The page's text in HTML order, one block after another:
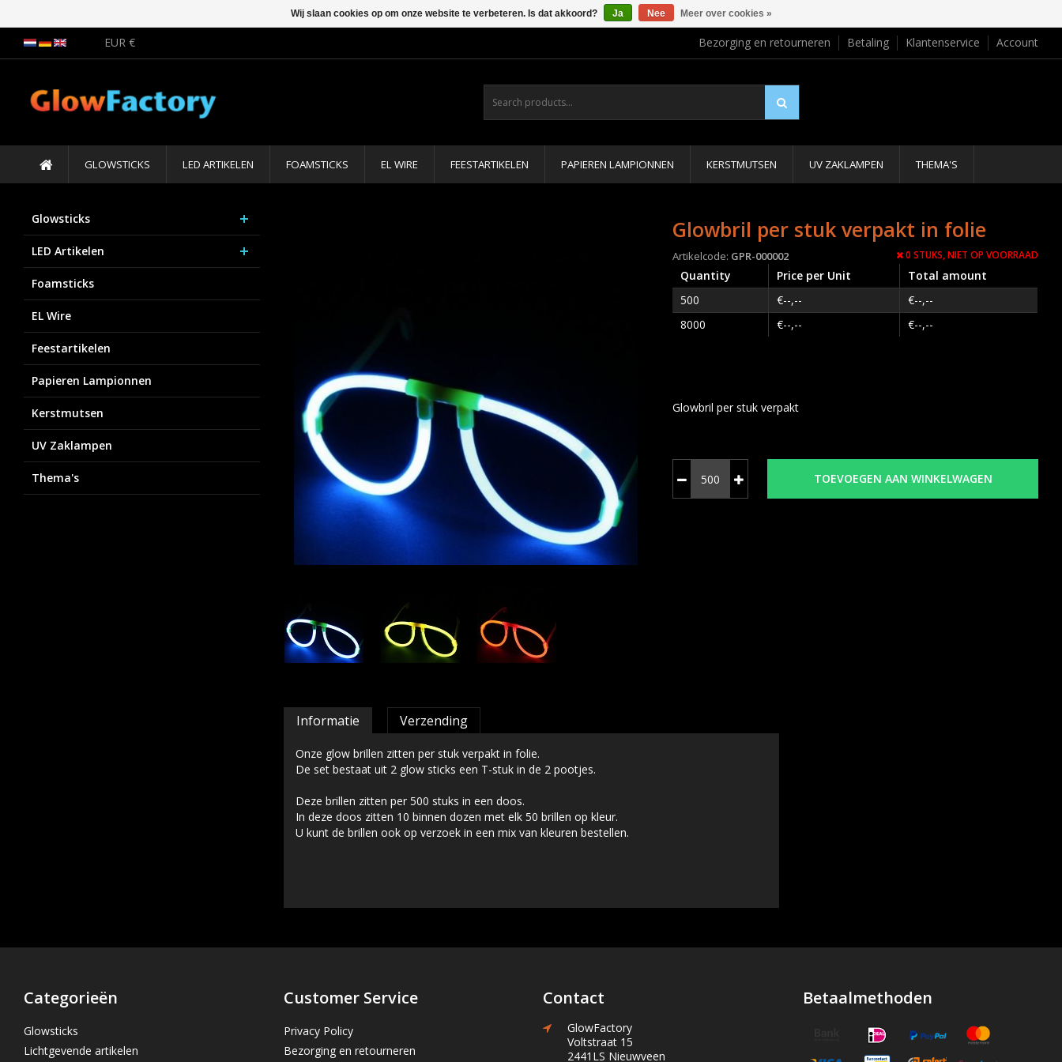
EUR € Bezorging en retourneren Betaling Klantenservice Account
GLOWSTICKS LED ARTIKELEN FOAMSTICKS EL WIRE FEESTARTIKELEN PAPIEREN LAMPIONNEN KERSTMUTSEN UV ZAKLAMPEN THEMA'S
Glowsticks
LED Artikelen
Foamsticks
EL Wire
Feestartikelen
Papieren Lampionnen
Kerstmutsen
UV Zaklampen
Thema's
Glowbril per stuk verpakt in folie
Artikelcode: GPR-000002 0 STUKS,NIET OP VOORRAAD
Quantity Price per Unit
Total amount
500
€--,--
€--,--
8000
€--,-- €--,--
Glowbril per stuk verpakt
TOEVOEGEN AAN WINKELWAGEN
Informatie Verzending
Onze glow brillen zitten per stuk verpakt in folie.
De set bestaat uit 2 glow sticks een T-stuk in de 2 pootjes.
Deze brillen zitten per 500 stuks in een doos.
In deze doos zitten 10 binnen dozen met elk 50 brillen op kleur.
U kunt de brillen ook op verzoek in een mix van kleuren bestellen.
Categorieën
Glowsticks
Lichtgevende artikelen
Customer Service
Privacy Policy
Bezorging en retourneren
Contact
GlowFactory
Voltstraat 15
2441LS Nieuwveen
Betaalmethoden
Wij slaan cookies op om onze website te verbeteren. Is dat akkoord? Ja Nee Meer over cookies »